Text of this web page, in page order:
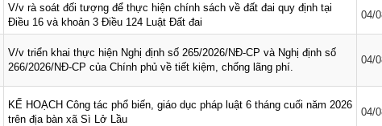
V/v rà soát đối tượng để thực hiện chính sách về đất đai quy định tại
Điều 16 và khoản 3 Điều 124 Luật Đất đai
04/
V/v triển khai thực hiện Nghị định số 265/2026/NĐ-CP và Nghị định số
266/2026/NĐ-CP của Chính phủ về tiết kiệm, chống lãng phí.
04/
KẾ HOẠCH Công tác phổ biến, giáo dục pháp luật 6 tháng cuối năm 2026
trên địa bàn xã Sì Lở Lầu
04/